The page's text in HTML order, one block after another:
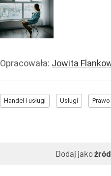
Opracowała: Jowita
Handel i usługi Usługi
Dodaj jako